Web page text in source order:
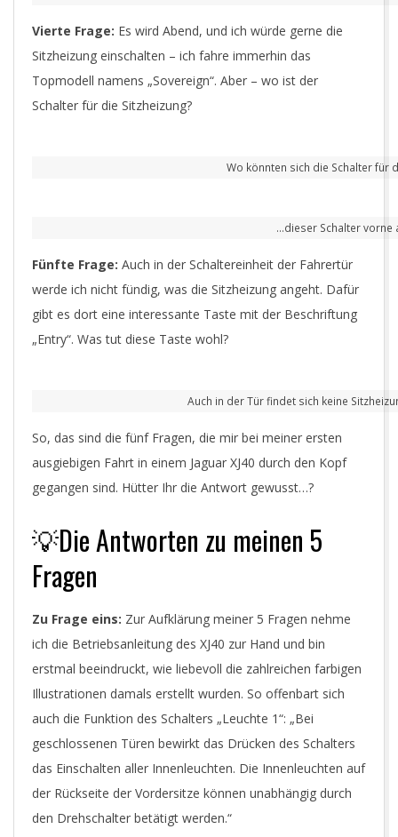
Vierte Frage: Es wird Abend, und ich würde gerne die
Sitzheizung einschalten – ich fahre immerhin das
Topmodell namens „Sovereign“. Aber – wo ist der
Schalter für die Sitzheizung?
Wo könnten sich die Schalter für
…dieser Schalter vorne
Fünfte Frage: Auch in der Schaltereinheit der Fahrertür
werde ich nicht fündig, was die Sitzheizung angeht. Dafür
gibt es dort eine interessante Taste mit der Beschriftung
„Entry“. Was tut diese Taste wohl?
Auch in der Tür findet sich keine
So, das sind die fünf Fragen, die mir bei meiner ersten
ausgiebigen Fahrt in einem Jaguar XJ40 durch den Kopf
gegangen sind. Hütter Ihr die Antwort gewusst…?
💡Die Antworten zu meinen 5
Fragen
Zu Frage eins: Zur Aufklärung meiner 5 Fragen nehme
ich die Betriebsanleitung des XJ40 zur Hand und bin
erstmal beeindruckt, wie liebevoll die zahlreichen farbigen
Illustrationen damals erstellt wurden. So offenbart sich
auch die Funktion des Schalters „Leuchte 1“: „Bei
geschlossenen Türen bewirkt das Drücken des Schalters
das Einschalten aller Innenleuchten. Die Innenleuchten auf
der Rückseite der Vordersitze können unabhängig durch
den Drehschalter betätigt werden.“